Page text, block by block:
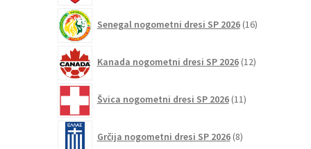
Senegal nogometni dresi SP 2026 16izdelkov
Kanada nogometni dresi SP 2026 12izdelkov
Švica nogometni dresi SP 2026 11izdelkov
Grčija nogometni dresi SP 2026 8izdelkov